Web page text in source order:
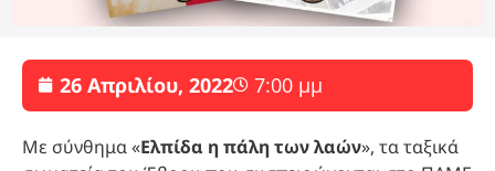
26 Απριλίου, 2022 7:00 μμ
Με σύνθημα «Ελπίδα η πάλη των λαών», τα ταξικά